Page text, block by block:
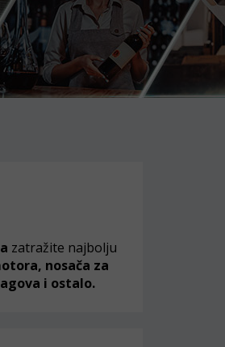
zatražite najbolju
nosača za
i ostalo.